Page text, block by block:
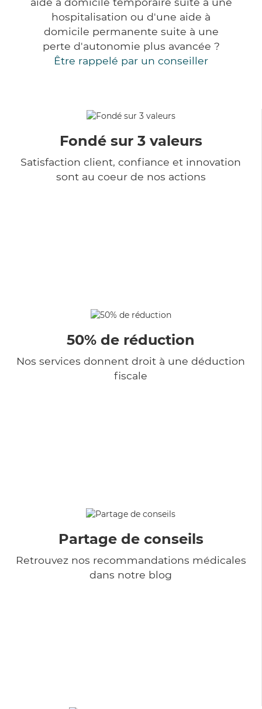
hospitalisation ou d'une aide à
domicile permanente suite à une
perte d'autonomie plus avancée ?
Être rappelé par un conseiller
Fondé sur 3 valeurs
Satisfaction client, confiance et innovation
sont au coeur de nos actions
50% de réduction
Nos services donnent droit à une déduction
fiscale
Partage de conseils
Retrouvez nos recommandations médicales
dans notre blog